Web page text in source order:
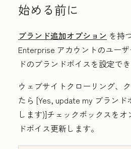
始める前に
ブランド追加オプション を持
Enterprise アカウントのユー
ドのブランドボイスを設定でき
ウェブサイトクローリング、
たら [Yes, update my ブラン
します)]チェックボックスを
ドボイス更新します。